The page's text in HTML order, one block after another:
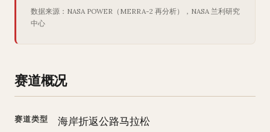
数据来源：NASA POWER（MERRA-2 再分析），NASA 兰利研究
中心
赛道概况
赛道类型 海岸折返公路马拉松